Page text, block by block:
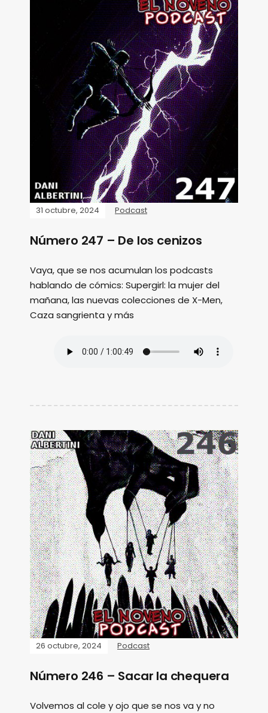
31 octubre, 2024 Podcast
Número 247 – De los cenizos
Vaya, que se nos acumulan los podcasts
hablando de cómics: Supergirl: la mujer del
mañana, las nuevas colecciones de X-Men,
Caza sangrienta y más
26 octubre, 2024 Podcast
Número 246 – Sacar la chequera
Volvemos al cole y ojo que se nos va y no